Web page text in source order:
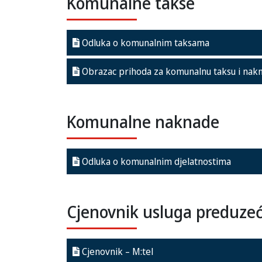
Odluka o komunalnim taksama
Obrazac prihoda za komunalnu taksu i
Komunalne naknade
Odluka o komunalnim djelatnostima
Cjenovnik usluga
Cjenovnik – M:tel